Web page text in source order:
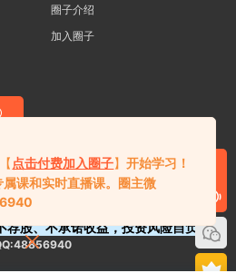
圈子介绍
加入圈子
站
荐股、不承诺收益，投资风险自负。
【 点击付费加入圈子】开始学习！
课和实时直播课。 圈主微